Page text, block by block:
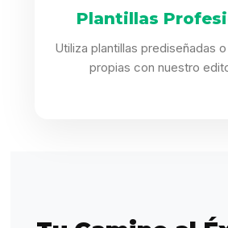
Plantillas
Utiliza plantillas prediseñadas
propias con nuestro